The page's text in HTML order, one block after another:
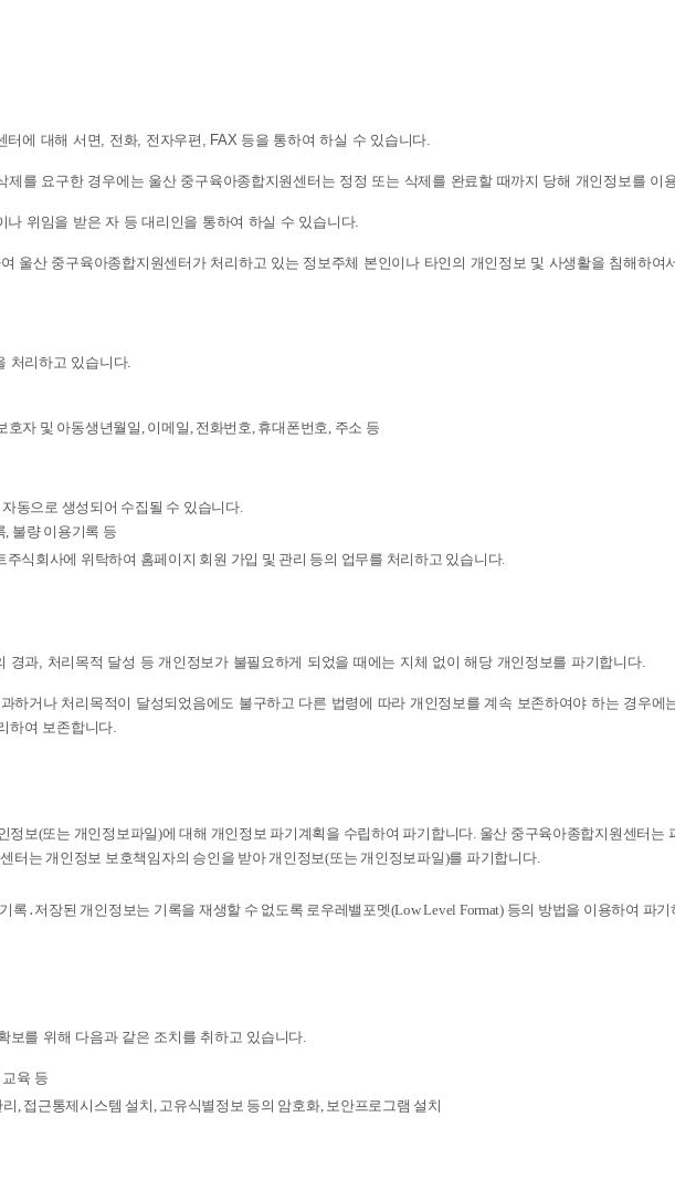
에 대해 서면, 전화, 전자우편, FAX 등을 통하여 하실 수 있습니다.
를 요구한 경우에는 울산 중구육아종합지원센터는 정정 또는 삭제를 완료할 때까지 당해 개인정보를 이
위임을 받은 자 등 대리인을 통하여 하실 수 있습니다.
울산 중구육아종합지원센터가 처리하고 있는 정보주체 본인이나 타인의 개인정보 및 사생활을 침해하여
처리하고 있습니다.
자 및 아동생년월일, 이메일, 전화번호, 휴대폰번호, 주소 등
동으로 생성되어 수집될 수 있습니다.
, 불량 이용기록 등
식회사에 위탁하여 홈페이지 회원 가입 및 관리 등의 업무를 처리하고 있습니다.
과, 처리목적 달성 등 개인정보가 불필요하게 되었을 때에는 지체 없이 해당 개인정보를 파기합니다.
거나 처리목적이 달성되었음에도 불구하고 다른 법령에 따라 개인정보를 계속 보존하여야 하는 경우에
하여 보존합니다.
보(또는 개인정보파일)에 대해 개인정보 파기계획을 수립하여 파기합니다. 울산 중구육아종합지원센터는
터는 개인정보 보호책임자의 승인을 받아 개인정보(또는 개인정보파일)를 파기합니다.
록․저장된 개인정보는 기록을 재생할 수 없도록 로우레밸포멧(Low Level Format) 등의 방법을 이용하여 파
를 위해 다음과 같은 조치를 취하고 있습니다.
육 등
, 접근통제시스템 설치, 고유식별정보 등의 암호화, 보안프로그램 설치